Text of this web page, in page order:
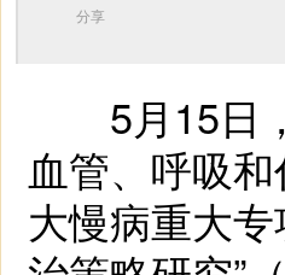
分享
5月15日，
血管、呼吸
大慢病重大